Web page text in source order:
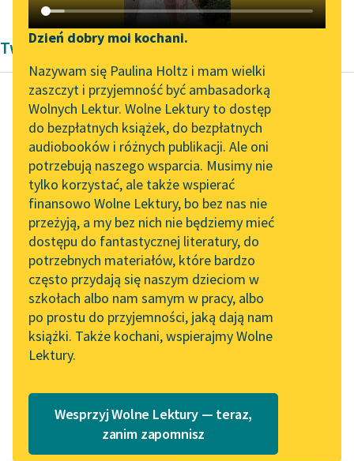
Katalog DAISY
Podkasty o książkach
Zgłoś brak utworu
Aktualności
„Prokurator Alicja Horn”
do słuchania
Byliśmy częścią AI Impact
Lab
Zapraszamy na spotkanie
online z tłumaczkami
literatury skandynawskiej
Spotkanie z Katarzyną
Tunkiel w Oslo
102. lata temu zmarł
Joseph Conrad
Lektury szkolne i klasyka
literatury do słuchania dla
Narzędzia
Mapa Wolnych Lektur
Leśmianator
Przewodnik dla piszących i
czytających
API
OAI-PMH
Widget Wolnych Lektur
Przypisy
Katalog w formacie PDF
Dzień dobry moi kochani.
Nazywam się Paulina Holtz i mam wielki
zaszczyt i przyjemność być ambasadorką
Wolnych Lektur. Wolne Lektury to dostęp
do bezpłatnych książek, do bezpłatnych
audiobooków i różnych publikacji. Ale oni
potrzebują naszego wsparcia. Musimy nie
tylko korzystać, ale także wspierać
finansowo Wolne Lektury, bo bez nas nie
przeżyją, a my bez nich nie będziemy mieć
dostępu do fantastycznej literatury, do
potrzebnych materiałów, które bardzo
często przydają się naszym dzieciom w
szkołach albo nam samym w pracy, albo
po prostu do przyjemności, jaką dają nam
książki. Także kochani, wspierajmy Wolne
Lektury.
Wesprzyj Wolne Lektury — teraz,
zanim zapomnisz
Twórczość Aleksandra Dumas
Aleksander Dumas (ojciec)
Hrabia Monte
Christo
Mercedes pozostała
sama na tej nagiej
ziemi, która nigdy do
tej pory nie wydała
się...
Czytaj więcej
Aleksander Dumas (ojciec)
Hrabia Monte
Christo